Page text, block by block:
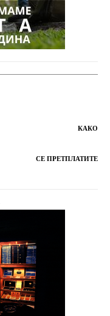
КАКО
СЕ ПРЕТПЛАТИТЕ